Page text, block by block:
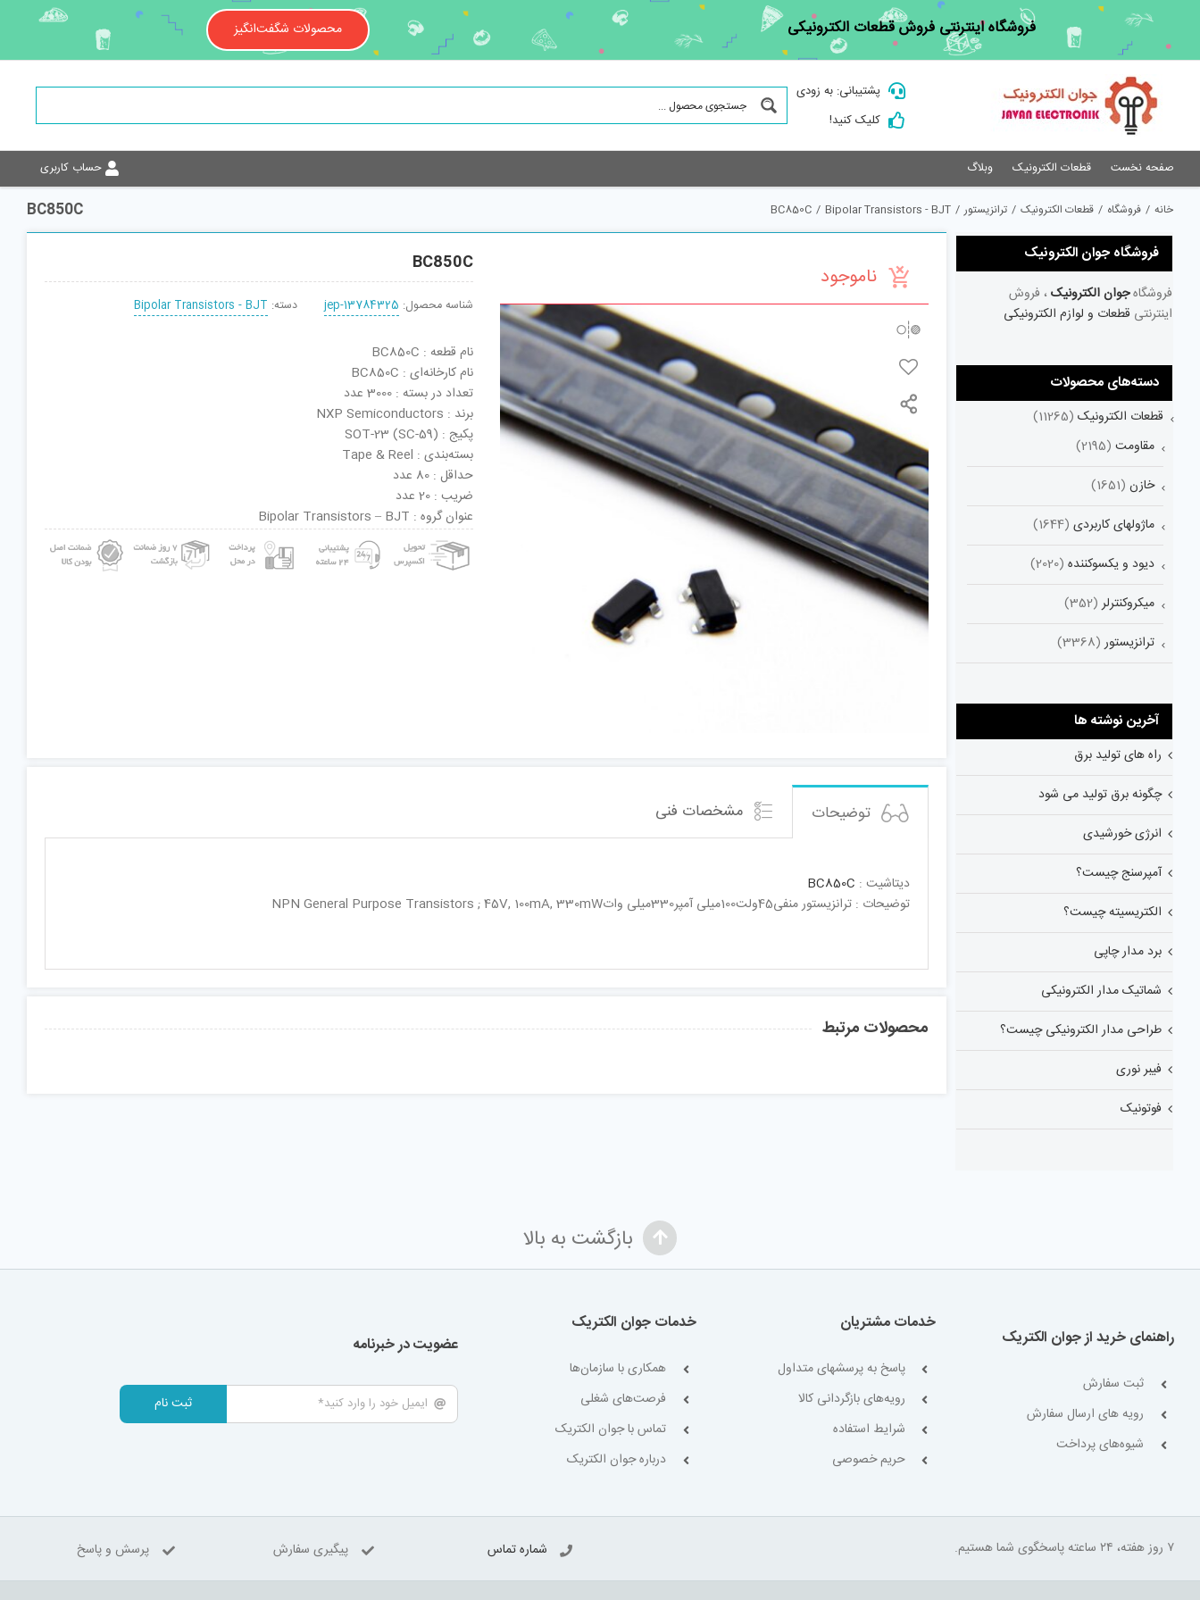
content
فروشگاه اینترنتی فروش قطعات الکترونیکی محصولات شگفت‌انگیز
پشتیبانی: به زودی
کلیک کنید!
صفحه نخست قطعات الکترونیک وبلاگ حساب کاربری
BC850C خانه / فروشگاه / قطعات الکترونیک / ترانزیستور /
Bipolar Transistors - BJT
/
BC850C
ناموجود BC850C
شناسه محصول: jep-13784325 دسته: Bipolar Transistors - BJT
نام قطعه : BC850C
نام کارخانه‌ای : BC850C
تعداد در بسته : 3000 عدد
برند : NXP Semiconductors
پکیج : SOT-23 (SC-59)
بسته‌بندی : Tape & Reel
حداقل : 80 عدد
ضریب : 20 عدد
عنوان گروه : Bipolar Transistors – BJT
توضیحات مشخصات فنی
دیتاشیت : BC850C
توضیحات : ترانزیستور منفی45ولت100میلی آمپر330میلی واتNPN General Purpose Transistors ; 45V, 100mA, 330mW
محصولات مرتبط
فروشگاه جوان الکترونیک
فروشگاهجوان الکترونیک ، فروش
اینترنتی قطعات و لوازم الکترونیکی
دسته‌های محصولات
قطعات الکترونیک (11265)
مقاومت (2195)
خازن (1651)
ماژولهای کاربردی (1644)
دیود و یکسوکننده (2020)
میکروکنترلر (352)
ترانزیستور (3368)
آخرین نوشته ها
راه های تولید برق
چگونه برق تولید می شود
انرژی خورشیدی
آمپرسنج چیست؟
الکتریسیته چیست؟
برد مدار چاپی
شماتیک مدار الکترونیکی
طراحی مدار الکترونیکی چیست؟
فیبر نوری
فوتونیک
بازگشت به بالا
راهنمای خرید از جوان الکتریک
ثبت سفارش
رویه های ارسال سفارش
شیوه‌های پرداخت
خدمات مشتریان
پاسخ به پرسشهای متداول
رویه‌های بازگردانی کالا
شرایط استفاده
حریم خصوصی
خدمات جوان الکتریک
همکاری با سازمان‌ها
فرصت‌های شغلی
تماس با جوان الکتریک
درباره جوان الکتریک
عضویت در خبرنامه
ثبت نام
۷ روز هفته، ۲۴ ساعته پاسخگوی شما هستیم. شماره تماس پیگیری سفارش پرسش و پاسخ